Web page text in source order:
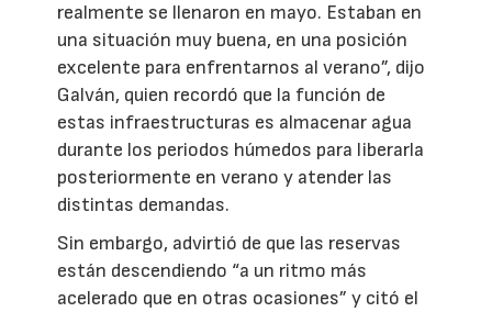
realmente se llenaron en mayo. Estaban en
una situación muy buena, en una posición
excelente para enfrentarnos al verano”, dijo
Galván, quien recordó que la función de
estas infraestructuras es almacenar agua
durante los periodos húmedos para liberarla
posteriormente en verano y atender las
distintas demandas.
Sin embargo, advirtió de que las reservas
están descendiendo “a un ritmo más
acelerado que en otras ocasiones” y citó el